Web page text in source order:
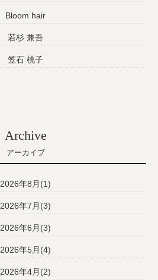
Bloom hair
若杉 兼吾
笠石 桃子
Archive
アーカイブ
2026年8月(1)
2026年7月(3)
2026年6月(3)
2026年5月(4)
2026年4月(2)